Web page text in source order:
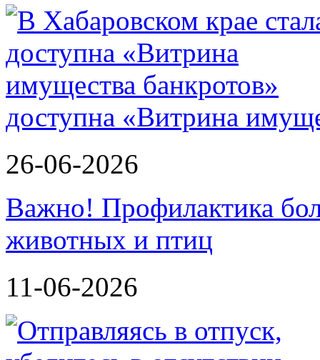
доступна «Витрина
26-06-2026
Важно! Профилактика
животных и птиц
11-06-2026